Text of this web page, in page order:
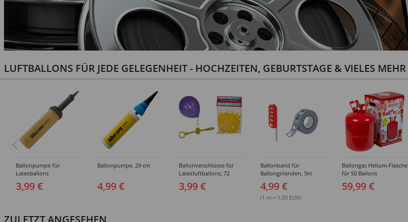
LUFTBALLONS FÜR JEDE GELEGENHEIT - HOCHZEITEN, GEBURTSTAGE & VIELES MEHR
Ballonpumpe für
Latexballons
3,99 €
Ballonpumpe, 29 cm
4,99 €
Ballonverschlüsse für
Latexluftballons, 72
Stück
3,99 €
Ballonband für
Ballongirlanden, 5m
Deko-Band aus PVC
4,99 €
(1 m = 1.00 EUR)
Ballongas Helium-Flasche
für 50 Ballons
59,99 €